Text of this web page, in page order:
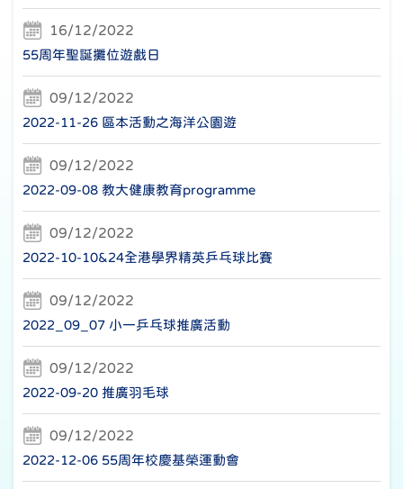
16/12/2022
55周年聖誕攤位遊戲日
09/12/2022
2022-11-26 區本活動之海洋公園遊
09/12/2022
2022-09-08 教大健康教育programme
09/12/2022
2022-10-10&24全港學界精英乒乓球比賽
09/12/2022
2022_09_07 小一乒乓球推廣活動
09/12/2022
2022-09-20 推廣羽毛球
09/12/2022
2022-12-06 55周年校慶基榮運動會